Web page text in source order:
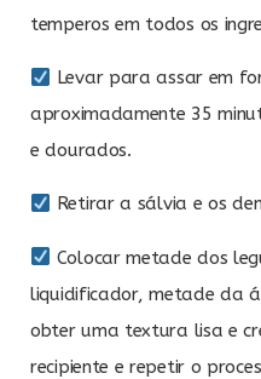
temperos em todos os
Levar para assar em
aproximadamente 35
e dourados.
Retirar a sálvia e os
Colocar metade dos
liquidificador, metade da
obter uma textura lisa e
recipiente e repetir o